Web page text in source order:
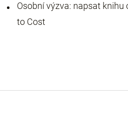
Osobní výzva: napsat knihu
to Cost